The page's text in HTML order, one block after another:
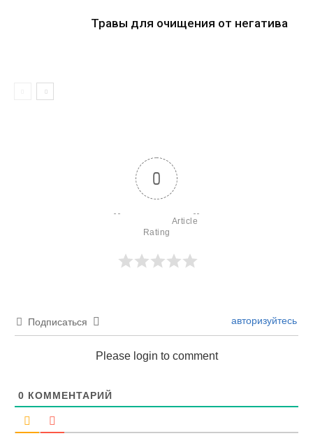
Травы для очищения от негатива
0
Rating
Подписаться авторизуйтесь
Please login to comment
0 КОММЕНТАРИЙ